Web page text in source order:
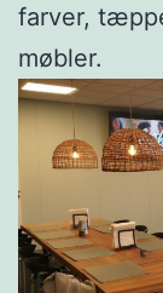
farver,
møbler.